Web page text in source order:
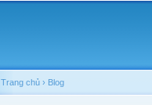
Trang chủ › Blog